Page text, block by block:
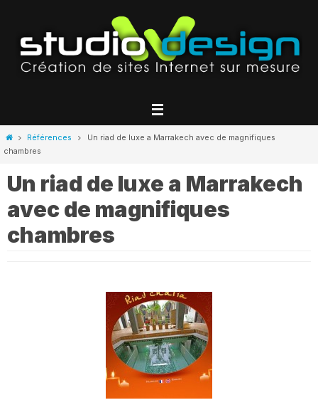
contenu
HomeRéférences
Un riad de luxe a Marrakech avec de magnifiques
chambres
Un riad de luxe a Marrakech
avec de magnifiques
chambres